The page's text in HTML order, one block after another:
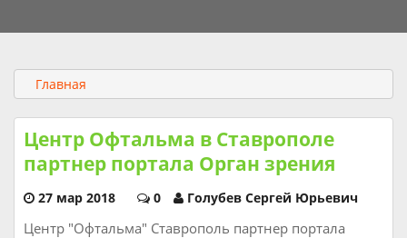
Главная
Центр Офтальма в Ставрополе
партнер портала Орган зрения
27 мар 2018 0 Голубев Сергей Юрьевич
Центр "Офтальма" Ставрополь партнер портала